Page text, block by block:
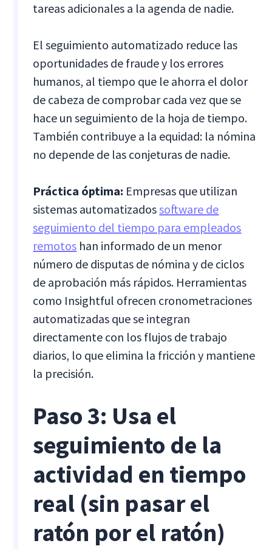
tareas adicionales a la agenda de nadie.
El seguimiento automatizado reduce las
oportunidades de fraude y los errores
humanos, al tiempo que le ahorra el dolor
de cabeza de comprobar cada vez que se
hace un seguimiento de la hoja de tiempo.
También contribuye a la equidad: la nómina
no depende de las conjeturas de nadie.
Práctica óptima: Empresas que utilizan
sistemas automatizadossoftware de
seguimiento del tiempo para empleados
remotos han informado de un menor
número de disputas de nómina y de ciclos
de aprobación más rápidos. Herramientas
como Insightful ofrecen cronometraciones
automatizadas que se integran
directamente con los flujos de trabajo
diarios, lo que elimina la fricción y mantiene
la precisión.
Paso 3: Usa el
seguimiento de la
actividad en tiempo
real (sin pasar el
ratón por el ratón)